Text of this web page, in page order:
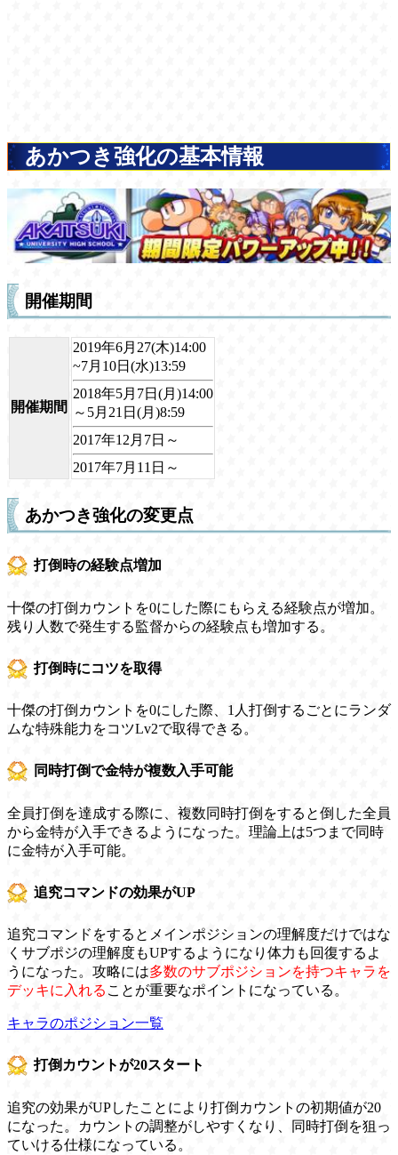
あかつき強化の基本情報
開催期間
開催期間
2019年6月27(木)14:00
~7月10日(水)13:59
2018年5月7日(月)14:00
～5月21日(月)8:59
2017年12月7日～
2017年7月11日～
あかつき強化の変更点
打倒時の経験点増加
十傑の打倒カウントを0にした際にもらえる経験点が増加。
残り人数で発生する監督からの経験点も増加する。
打倒時にコツを取得
十傑の打倒カウントを0にした際、1人打倒するごとにランダ
ムな特殊能力をコツLv2で取得できる。
同時打倒で金特が複数入手可能
全員打倒を達成する際に、複数同時打倒をすると倒した全員
から金特が入手できるようになった。理論上は5つまで同時
に金特が入手可能。
追究コマンドの効果がUP
追究コマンドをするとメインポジションの理解度だけではな
くサブポジの理解度もUPするようになり体力も回復するよ
うになった。攻略には多数のサブポジションを持つキャラを
デッキに入れる ことが重要なポイントになっている。
キャラのポジション一覧
打倒カウントが20スタート
追究の効果がUPしたことにより打倒カウントの初期値が20
になった。カウントの調整がしやすくなり、同時打倒を狙っ
ていける仕様になっている。